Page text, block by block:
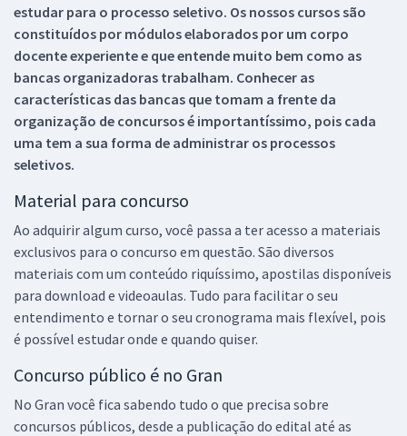
estudar para o processo seletivo. Os nossos cursos são
constituídos por módulos elaborados por um corpo
docente experiente e que entende muito bem como as
bancas organizadoras trabalham. Conhecer as
características das bancas que tomam a frente da
organização de concursos é importantíssimo, pois cada
uma tem a sua forma de administrar os processos
seletivos.
Material para concurso
Ao adquirir algum curso, você passa a ter acesso a materiais
exclusivos para o concurso em questão. São diversos
materiais com um conteúdo riquíssimo, apostilas disponíveis
para download e videoaulas. Tudo para facilitar o seu
entendimento e tornar o seu cronograma mais flexível, pois
é possível estudar onde e quando quiser.
Concurso público é no Gran
No Gran você fica sabendo tudo o que precisa sobre
concursos públicos, desde a publicação do edital até as